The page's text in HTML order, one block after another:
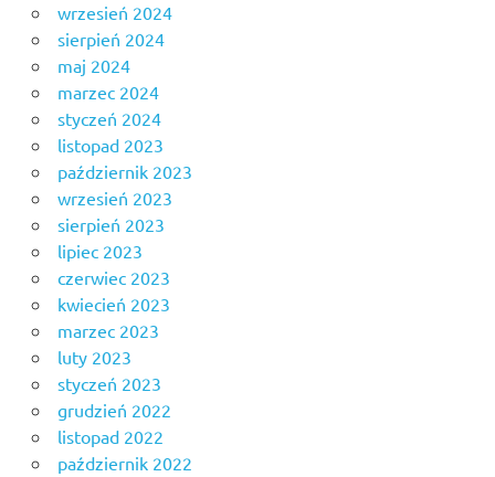
wrzesień 2024
sierpień 2024
maj 2024
marzec 2024
styczeń 2024
listopad 2023
październik 2023
wrzesień 2023
sierpień 2023
lipiec 2023
czerwiec 2023
kwiecień 2023
marzec 2023
luty 2023
styczeń 2023
grudzień 2022
listopad 2022
październik 2022